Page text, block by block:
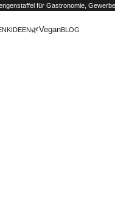
für Gastronomie,
🌿VeganBLOG